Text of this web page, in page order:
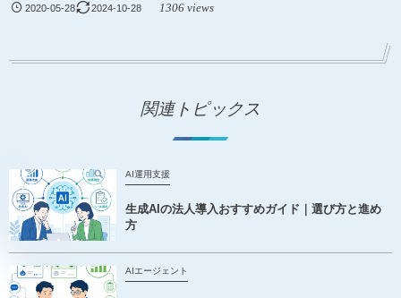
2020-05-28 2024-10-28 1306 views
関連トピックス
AI運用支援
生成AIの法人導入おすすめガイド｜選び方と進め
方
AIエージェント